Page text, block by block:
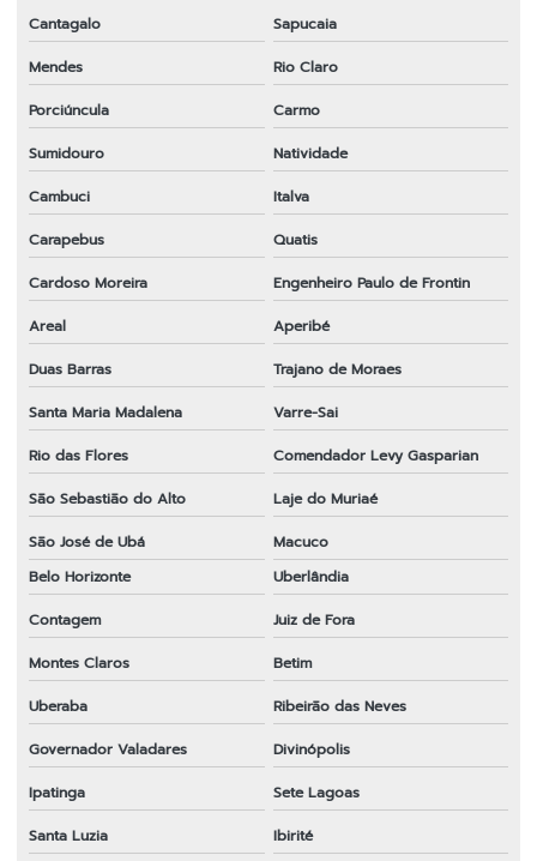
Peças para roçadeira importada em sp
Peças para roçadeira rio de janeiro
Peças para roçadeira rj
Peças para roçadeira em sp
Peças para roçadeira em sp
Ponteira completa para roçadeira
Preço de faca para roçadeira
Roçadeira 43cc
Roçadeira em sp
Sabre para motosserra em sp
Tambor de embreagem para roçadeira em sp
Transmissão para roçadeira 28x9
Transmissão para roçadeira importada
Venda de peças para roçadeiras
Cantagalo
Sapucaia
Mendes
Rio Claro
Porciúncula
Carmo
Sumidouro
Natividade
Cambuci
Italva
Carapebus
Quatis
Cardoso Moreira
Engenheiro Paulo de Frontin
Areal
Aperibé
Duas Barras
Trajano de Moraes
Santa Maria Madalena
Varre-Sai
Rio das Flores
Comendador Levy Gasparian
São Sebastião do Alto
Laje do Muriaé
São José de Ubá
Macuco
Belo Horizonte
Uberlândia
Contagem
Juiz de Fora
Montes Claros
Betim
Uberaba
Ribeirão das Neves
Governador Valadares
Divinópolis
Ipatinga
Sete Lagoas
Santa Luzia
Ibirité